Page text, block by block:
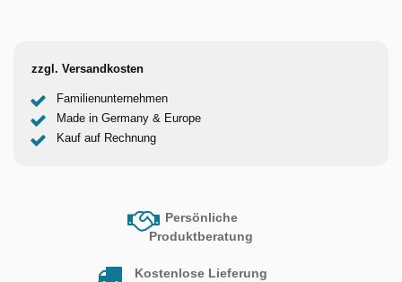
zzgl. Versandkosten
Familienunternehmen
Made in Germany & Europe
Kauf auf Rechnung
Persönliche
Produktberatung
Kostenlose Lieferung